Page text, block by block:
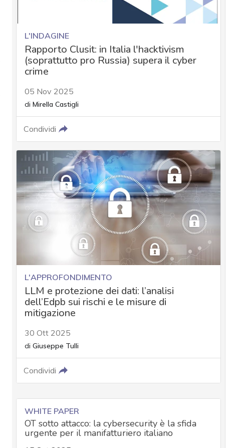
L'INDAGINE
Rapporto Clusit: in Italia l'hacktivism
(soprattutto pro Russia) supera il cyber
crime
05 Nov 2025
di Mirella Castigli
Condividi
L'APPROFONDIMENTO
LLM e protezione dei dati: l’analisi
dell’Edpb sui rischi e le misure di
mitigazione
30 Ott 2025
di Giuseppe Tulli
Condividi
WHITE PAPER
OT sotto attacco: la cybersecurity è la sfida
urgente per il manifatturiero italiano